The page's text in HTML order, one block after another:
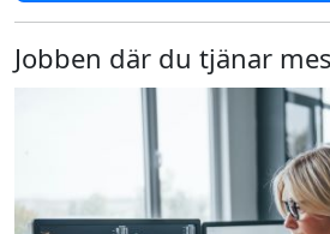
Jobben där du tjänar